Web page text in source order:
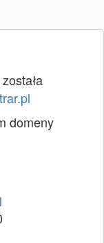
została
domeny